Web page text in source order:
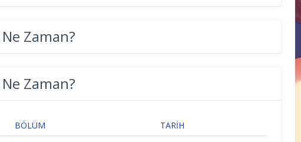
Ne Zaman?
Ne Zaman?
BÖLÜM TARIH